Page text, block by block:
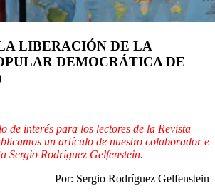
LIBERACIÓN DE LA
DEMOCRÁTICA DE
de interés para los lectores de la Revista
un artículo de nuestro colaborador e
Sergio Rodríguez Gelfenstein.
Por: Sergio Rodríguez Gelfenstein